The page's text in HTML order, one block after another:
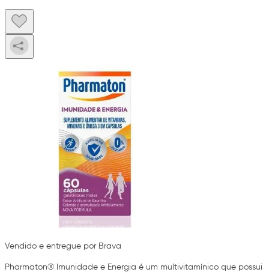
Vendido e entregue por Brava
Pharmaton® Imunidade e Energia é um multivitamínico que possui